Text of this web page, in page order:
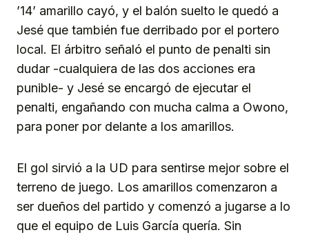
’14’ amarillo cayó, y el balón suelto le quedó a
Jesé que también fue derribado por el portero
local. El árbitro señaló el punto de penalti sin
dudar -cualquiera de las dos acciones era
punible- y Jesé se encargó de ejecutar el
penalti, engañando con mucha calma a Owono,
para poner por delante a los amarillos.
El gol sirvió a la UD para sentirse mejor sobre el
terreno de juego. Los amarillos comenzaron a
ser dueños del partido y comenzó a jugarse a lo
que el equipo de Luis García quería. Sin